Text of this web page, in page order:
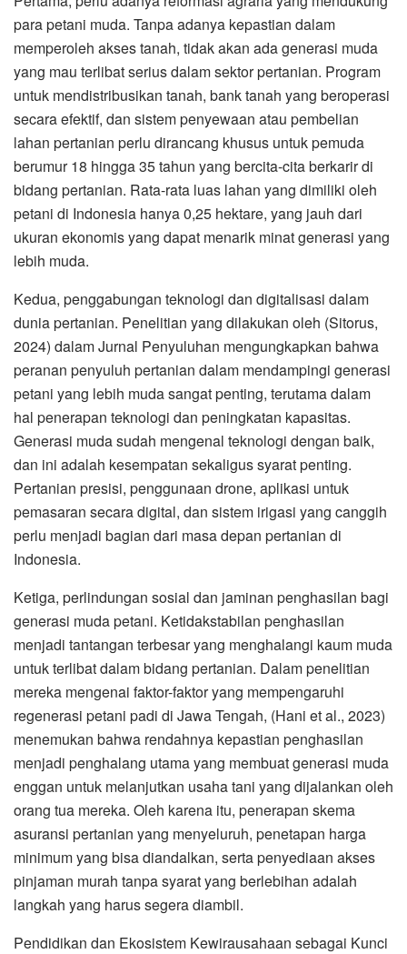
para petani muda. Tanpa adanya kepastian dalam
memperoleh akses tanah, tidak akan ada generasi muda
yang mau terlibat serius dalam sektor pertanian. Program
untuk mendistribusikan tanah, bank tanah yang beroperasi
secara efektif, dan sistem penyewaan atau pembelian
lahan pertanian perlu dirancang khusus untuk pemuda
berumur 18 hingga 35 tahun yang bercita-cita berkarir di
bidang pertanian. Rata-rata luas lahan yang dimiliki oleh
petani di Indonesia hanya 0,25 hektare, yang jauh dari
ukuran ekonomis yang dapat menarik minat generasi yang
lebih muda.
Kedua, penggabungan teknologi dan digitalisasi dalam
dunia pertanian. Penelitian yang dilakukan oleh (Sitorus,
2024) dalam Jurnal Penyuluhan mengungkapkan bahwa
peranan penyuluh pertanian dalam mendampingi generasi
petani yang lebih muda sangat penting, terutama dalam
hal penerapan teknologi dan peningkatan kapasitas.
Generasi muda sudah mengenal teknologi dengan baik,
dan ini adalah kesempatan sekaligus syarat penting.
Pertanian presisi, penggunaan drone, aplikasi untuk
pemasaran secara digital, dan sistem irigasi yang canggih
perlu menjadi bagian dari masa depan pertanian di
Indonesia.
Ketiga, perlindungan sosial dan jaminan penghasilan bagi
generasi muda petani. Ketidakstabilan penghasilan
menjadi tantangan terbesar yang menghalangi kaum muda
untuk terlibat dalam bidang pertanian. Dalam penelitian
mereka mengenai faktor-faktor yang mempengaruhi
regenerasi petani padi di Jawa Tengah, (Hani et al., 2023)
menemukan bahwa rendahnya kepastian penghasilan
menjadi penghalang utama yang membuat generasi muda
enggan untuk melanjutkan usaha tani yang dijalankan oleh
orang tua mereka. Oleh karena itu, penerapan skema
asuransi pertanian yang menyeluruh, penetapan harga
minimum yang bisa diandalkan, serta penyediaan akses
pinjaman murah tanpa syarat yang berlebihan adalah
langkah yang harus segera diambil.
Pendidikan dan Ekosistem Kewirausahaan sebagai Kunci